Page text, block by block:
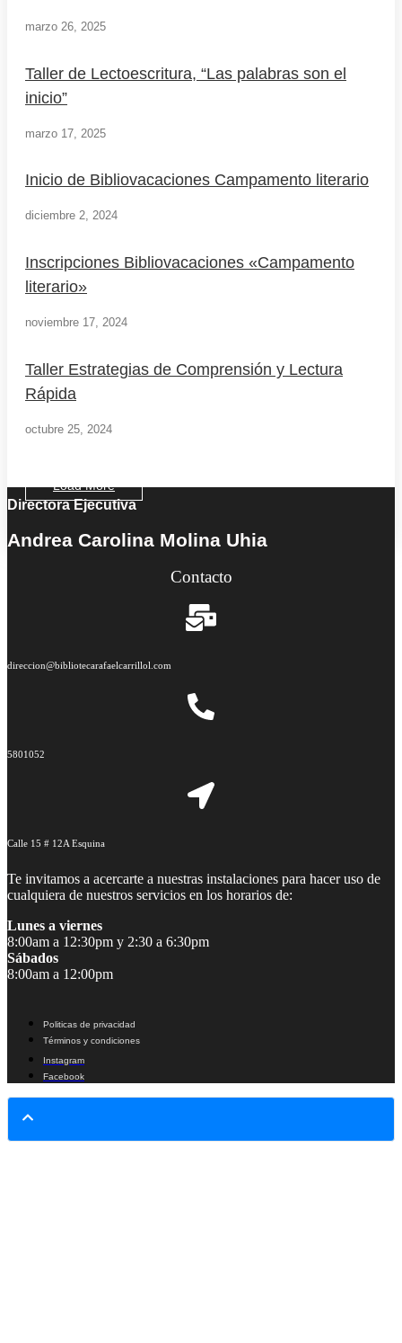
marzo 26, 2025
Taller de Lectoescritura, “Las palabras son el
inicio”
marzo 17, 2025
Inicio de Bibliovacaciones Campamento literario
diciembre 2, 2024
Inscripciones Bibliovacaciones «Campamento
literario»
noviembre 17, 2024
Taller Estrategias de Comprensión y Lectura
Rápida
octubre 25, 2024
Load More
End of Content.
Directora Ejecutiva
Andrea Carolina Molina Uhia
Contacto
direccion@bibliotecarafaelcarrillol.com
5801052
Calle 15 # 12A Esquina
Te invitamos a acercarte a nuestras instalaciones para hacer uso de
cualquiera de nuestros servicios en los horarios de:
Lunes a viernes
8:00am a 12:30pm y 2:30 a 6:30pm
Sábados
8:00am a 12:00pm
Politicas de privacidad
Términos y condiciones
Instagram
Facebook